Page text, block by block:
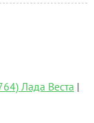
Лада Веста |